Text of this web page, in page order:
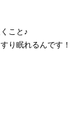
こと♪
り眠れるんです！